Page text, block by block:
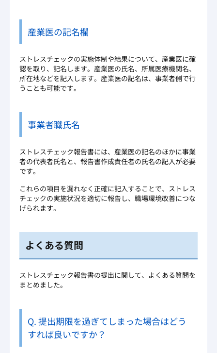
産業医の記名欄
ストレスチェックの実施体制や結果について、産業医に確
認を取り、記名します。産業医の氏名、所属医療機関名、
所在地などを記入します。産業医の記名は、事業者側で行
うことも可能です。
事業者職氏名
ストレスチェック報告書には、産業医の記名のほかに事業
者の代表者氏名と、報告書作成責任者の氏名の記入が必要
です。
これらの項目を漏れなく正確に記入することで、ストレス
チェックの実施状況を適切に報告し、職場環境改善につな
げられます。
よくある質問
ストレスチェック報告書の提出に関して、よくある質問を
まとめました。
Q. 提出期限を過ぎてしまった場合はどう
すれば良いですか？